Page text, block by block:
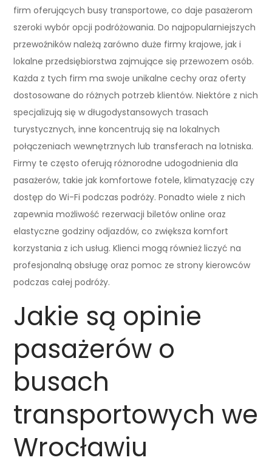
firm oferujących busy transportowe, co daje pasażerom
szeroki wybór opcji podróżowania. Do najpopularniejszych
przewoźników należą zarówno duże firmy krajowe, jak i
lokalne przedsiębiorstwa zajmujące się przewozem osób.
Każda z tych firm ma swoje unikalne cechy oraz oferty
dostosowane do różnych potrzeb klientów. Niektóre z nich
specjalizują się w długodystansowych trasach
turystycznych, inne koncentrują się na lokalnych
połączeniach wewnętrznych lub transferach na lotniska.
Firmy te często oferują różnorodne udogodnienia dla
pasażerów, takie jak komfortowe fotele, klimatyzację czy
dostęp do Wi-Fi podczas podróży. Ponadto wiele z nich
zapewnia możliwość rezerwacji biletów online oraz
elastyczne godziny odjazdów, co zwiększa komfort
korzystania z ich usług. Klienci mogą również liczyć na
profesjonalną obsługę oraz pomoc ze strony kierowców
podczas całej podróży.
Jakie są opinie
pasażerów o
busach
transportowych we
Wrocławiu